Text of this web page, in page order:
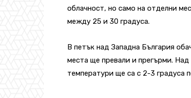
облачност, но само на отделни
между 25 и 30 градуса.
В петък над Западна България
места ще превали и прегърми.
температури ще са с 2-3 градуса